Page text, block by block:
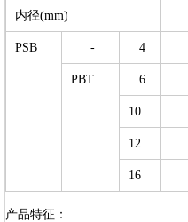
内径(mm)
PSB - 4
PBT 6
10
12
16
产品特征：